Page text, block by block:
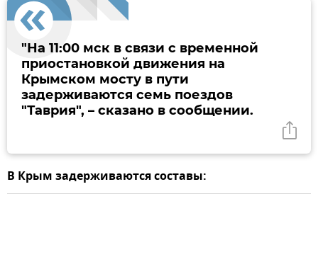
"На 11:00 мск в связи с временной
приостановкой движения на
Крымском мосту в пути
задерживаются семь поездов
"Таврия", – сказано в сообщении.
В Крым задерживаются составы: